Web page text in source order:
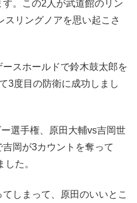
。この2人が武道館のリン
スリングノアを思い起こさ
スホールドで鈴木鼓太郎を
3度目の防衛に成功しまし
選手権、原田大輔vs吉岡世
岡が3カウントを奪って
た。
しまって、原田のいいとこ